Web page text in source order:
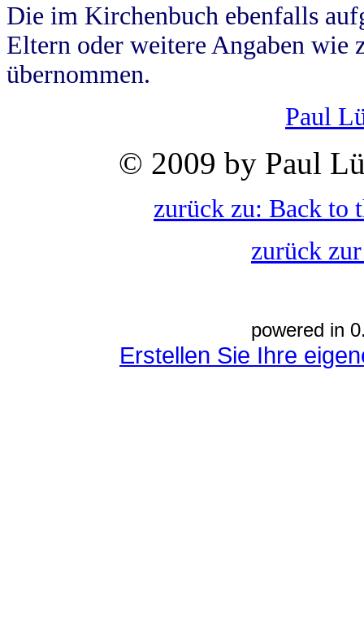
Die im Kirchenbuch ebenfalls
Eltern oder weitere Angaben wie
übernommen.
Paul
© 2009 by Paul
zurück zu: Back to
zurück
powered in
Erstellen Sie Ihre